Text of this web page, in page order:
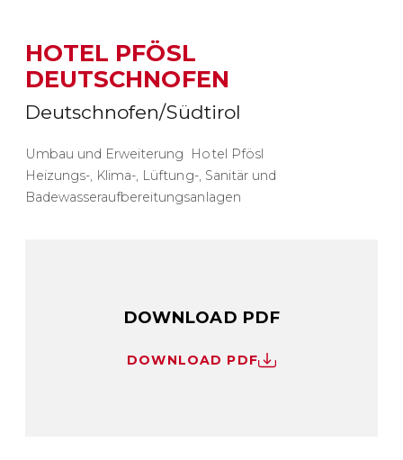
HOTEL PFÖSL
DEUTSCHNOFEN
Deutschnofen/Südtirol
Umbau und Erweiterung Hotel Pfösl
Heizungs-, Klima-, Lüftung-, Sanitär und
Badewasseraufbereitungsanlagen
DOWNLOAD PDF
DOWNLOAD PDF